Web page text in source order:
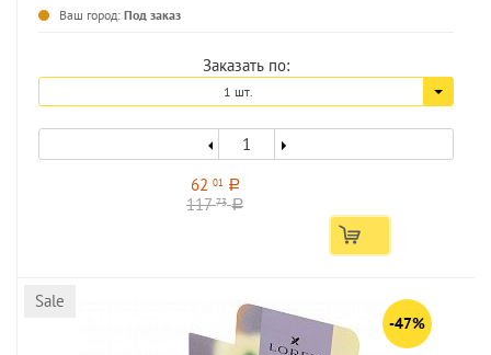
Ваш город: Под заказ
Заказать по:
1 шт.
62 01 a
11773 a
Sale
-47%